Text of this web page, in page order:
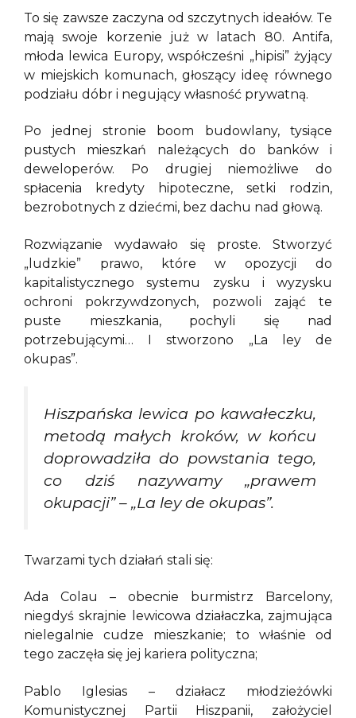
To się zawsze zaczyna od szczytnych ideałów. Te
mają swoje korzenie już w latach 80. Antifa,
młoda lewica Europy, współcześni „hipisi” żyjący
w miejskich komunach, głoszący ideę równego
podziału dóbr i negujący własność prywatną.
Po jednej stronie boom budowlany, tysiące
pustych mieszkań należących do banków i
deweloperów. Po drugiej niemożliwe do
spłacenia kredyty hipoteczne, setki rodzin,
bezrobotnych z dziećmi, bez dachu nad głową.
Rozwiązanie wydawało się proste. Stworzyć
„ludzkie” prawo, które w opozycji do
kapitalistycznego systemu zysku i wyzysku
ochroni pokrzywdzonych, pozwoli zająć te
puste mieszkania, pochyli się nad
potrzebującymi… I stworzono „La ley de
okupas”.
Hiszpańska lewica po kawałeczku,
metodą małych kroków, w końcu
doprowadziła do powstania tego,
co dziś nazywamy „prawem
okupacji” – „La ley de okupas”.
Twarzami tych działań stali się:
Ada Colau – obecnie burmistrz Barcelony,
niegdyś skrajnie lewicowa działaczka, zajmująca
nielegalnie cudze mieszkanie; to właśnie od
tego zaczęła się jej kariera polityczna;
Pablo Iglesias – działacz młodzieżówki
Komunistycznej Partii Hiszpanii, założyciel